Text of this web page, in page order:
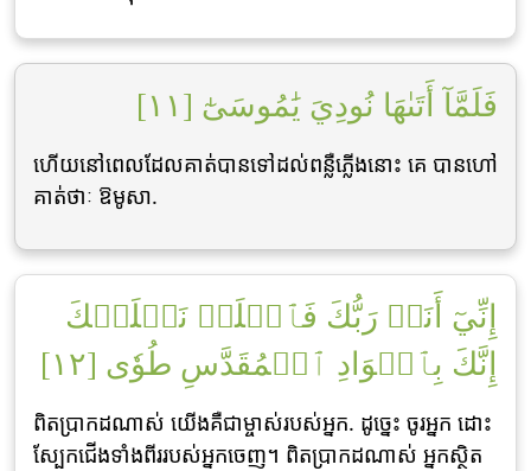
فَلَمَّآ أَتَىٰهَا نُودِيَ يَٰمُوسَىٰٓ [١١]
ហើយនៅពេលដែលគាត់បានទៅដល់ពន្លឺភ្លើងនោះ គេ បានហៅ
គាត់ថាៈ ឱមូសា.
إِنِّيٓ أَنَا۠ رَبُّكَ فَٱخۡلَعۡ نَعۡلَيۡكَ
إِنَّكَ بِٱلۡوَادِ ٱلۡمُقَدَّسِ طُوٗى [١٢]
ពិតប្រាកដណាស់ យើងគឺជាម្ចាស់របស់អ្នក. ដូចេ្នះ ចូរអ្នក ដោះ
ស្បែកជើងទាំងពីររបស់អ្នកចេញ។ ពិតប្រាកដណាស់ អ្នកស្ថិត